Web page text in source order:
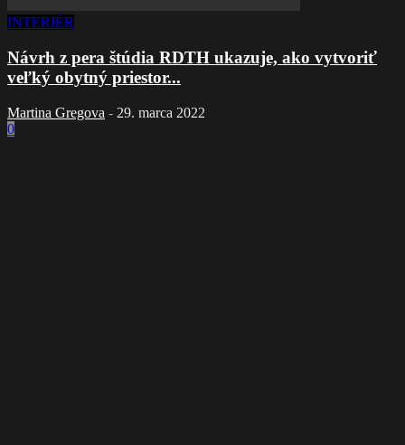
INTERIÉR
Návrh z pera štúdia RDTH ukazuje, ako vytvoriť
veľký obytný priestor...
Martina Gregova - 29. marca 2022
0